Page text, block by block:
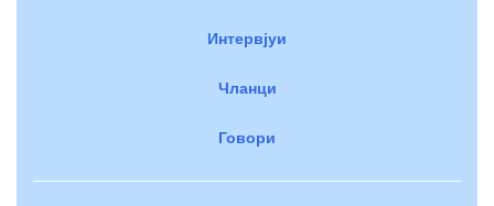
Интервјуи
Чланци
Говори